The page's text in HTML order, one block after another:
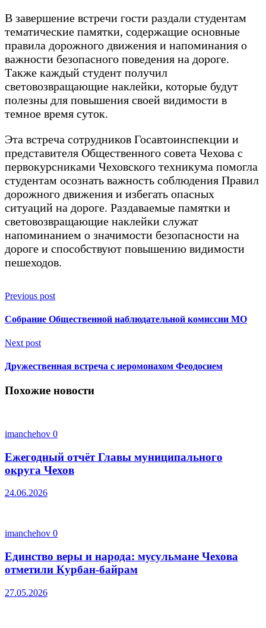
В завершение встречи гости раздали студентам
тематические памятки, содержащие основные
правила дорожного движения и напоминания о
важности безопасного поведения на дороге.
Также каждый студент получил
световозвращающие наклейки, которые будут
полезны для повышения своей видимости в
темное время суток.
Эта встреча сотрудников Госавтоинспекции и
представителя Общественного совета Чехова с
первокурсниками Чеховского техникума помогла
студентам осознать важность соблюдения Правил
дорожного движения и избегать опасных
ситуаций на дороге. Раздаваемые памятки и
световозвращающие наклейки служат
напоминанием о значимости безопасности на
дороге и способствуют повышению видимости
пешеходов.
Previous post
Собрание Общественной наблюдательной комиссии МО
Next post
Дружественная встреча с иеромонахом Феодосием
Похожие новости
imanchehov 0
Ежегодный отчёт Главы муниципального
округа Чехов
24.06.2026
imanchehov 0
Единство веры и народа: мусульмане Чехова
отметили Курбан-байрам
27.05.2026